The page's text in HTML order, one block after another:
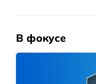
В фокусе